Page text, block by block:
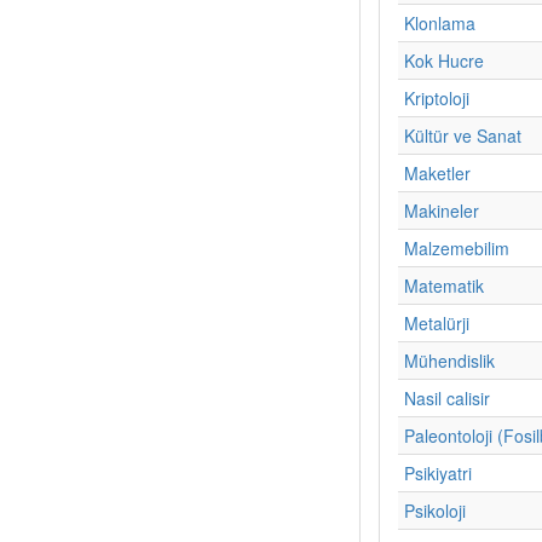
Klonlama
Kok Hucre
Kriptoloji
Kültür ve Sanat
Maketler
Makineler
Malzemebilim
Matematik
Metalürji
Mühendislik
Nasil calisir
Paleontoloji
Psikiyatri
Psikoloji